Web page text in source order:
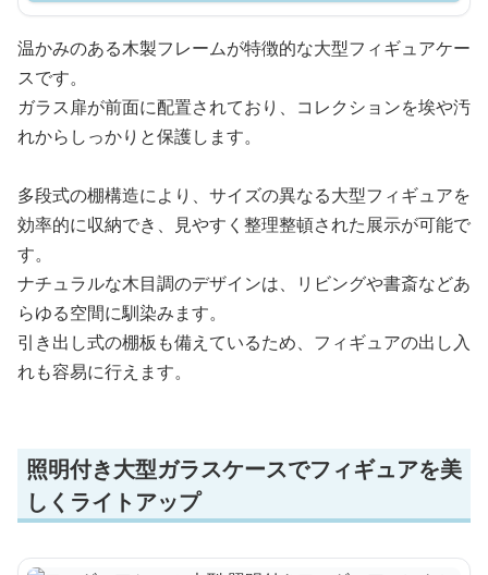
温かみのある木製フレームが特徴的な大型フィギュアケー
スです。
ガラス扉が前面に配置されており、コレクションを埃や汚
れからしっかりと保護します。
多段式の棚構造により、サイズの異なる大型フィギュアを
効率的に収納でき、見やすく整理整頓された展示が可能で
す。
ナチュラルな木目調のデザインは、リビングや書斎などあ
らゆる空間に馴染みます。
引き出し式の棚板も備えているため、フィギュアの出し入
れも容易に行えます。
照明付き大型ガラスケースでフィギュアを美
しくライトアップ